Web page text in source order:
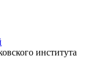
института